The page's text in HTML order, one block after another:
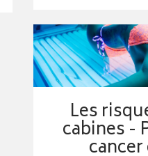
Les
cabines -